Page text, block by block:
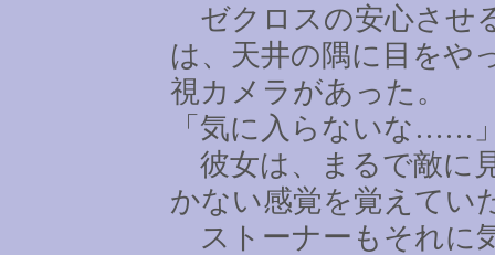
ゼクロスの安心させ
は、天井の隅に目をや
視カメラがあった。
「気に入らないな ……
彼女は、まるで敵に
かない感覚を覚えてい
ストーナーもそれに